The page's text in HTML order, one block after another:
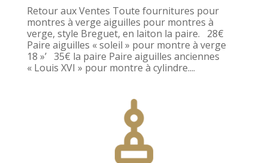
Retour aux Ventes Toute fournitures pour
montres à verge aiguilles pour montres à
verge, style Breguet, en laiton la paire. 28€
Paire aiguilles « soleil » pour montre à verge
18 »’ 35€ la paire Paire aiguilles anciennes
« Louis XVI » pour montre à cylindre....